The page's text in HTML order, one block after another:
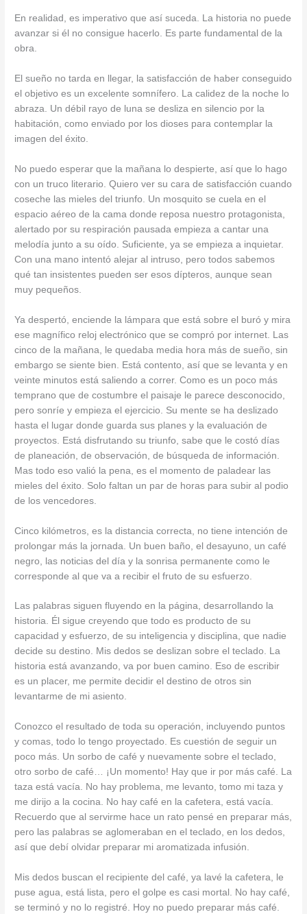
En realidad, es imperativo que así suceda. La historia no puede
avanzar si él no consigue hacerlo. Es parte fundamental de la
obra.
El sueño no tarda en llegar, la satisfacción de haber conseguido
el objetivo es un excelente somnífero. La calidez de la noche lo
abraza. Un débil rayo de luna se desliza en silencio por la
habitación, como enviado por los dioses para contemplar la
imagen del éxito.
No puedo esperar que la mañana lo despierte, así que lo hago
con un truco literario. Quiero ver su cara de satisfacción cuando
coseche las mieles del triunfo. Un mosquito se cuela en el
espacio aéreo de la cama donde reposa nuestro protagonista,
alertado por su respiración pausada empieza a cantar una
melodía junto a su oído. Suficiente, ya se empieza a inquietar.
Con una mano intentó alejar al intruso, pero todos sabemos
qué tan insistentes pueden ser esos dípteros, aunque sean
muy pequeños.
Ya despertó, enciende la lámpara que está sobre el buró y mira
ese magnífico reloj electrónico que se compró por internet. Las
cinco de la mañana, le quedaba media hora más de sueño, sin
embargo se siente bien. Está contento, así que se levanta y en
veinte minutos está saliendo a correr. Como es un poco más
temprano que de costumbre el paisaje le parece desconocido,
pero sonríe y empieza el ejercicio. Su mente se ha deslizado
hasta el lugar donde guarda sus planes y la evaluación de
proyectos. Está disfrutando su triunfo, sabe que le costó días
de planeación, de observación, de búsqueda de información.
Mas todo eso valió la pena, es el momento de paladear las
mieles del éxito. Solo faltan un par de horas para subir al podio
de los vencedores.
Cinco kilómetros, es la distancia correcta, no tiene intención de
prolongar más la jornada. Un buen baño, el desayuno, un café
negro, las noticias del día y la sonrisa permanente como le
corresponde al que va a recibir el fruto de su esfuerzo.
Las palabras siguen fluyendo en la página, desarrollando la
historia. Él sigue creyendo que todo es producto de su
capacidad y esfuerzo, de su inteligencia y disciplina, que nadie
decide su destino. Mis dedos se deslizan sobre el teclado. La
historia está avanzando, va por buen camino. Eso de escribir
es un placer, me permite decidir el destino de otros sin
levantarme de mi asiento.
Conozco el resultado de toda su operación, incluyendo puntos
y comas, todo lo tengo proyectado. Es cuestión de seguir un
poco más. Un sorbo de café y nuevamente sobre el teclado,
otro sorbo de café… ¡Un momento! Hay que ir por más café. La
taza está vacía. No hay problema, me levanto, tomo mi taza y
me dirijo a la cocina. No hay café en la cafetera, está vacía.
Recuerdo que al servirme hace un rato pensé en preparar más,
pero las palabras se aglomeraban en el teclado, en los dedos,
así que debí olvidar preparar mi aromatizada infusión.
Mis dedos buscan el recipiente del café, ya lavé la cafetera, le
puse agua, está lista, pero el golpe es casi mortal. No hay café,
se terminó y no lo registré. Hoy no puedo preparar más café.